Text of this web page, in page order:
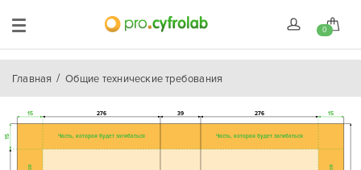
0
Главная Общие технические требования
15
15 15
276 39
Часть, которая будет загибаться
276
Часть, которая будет загибаться